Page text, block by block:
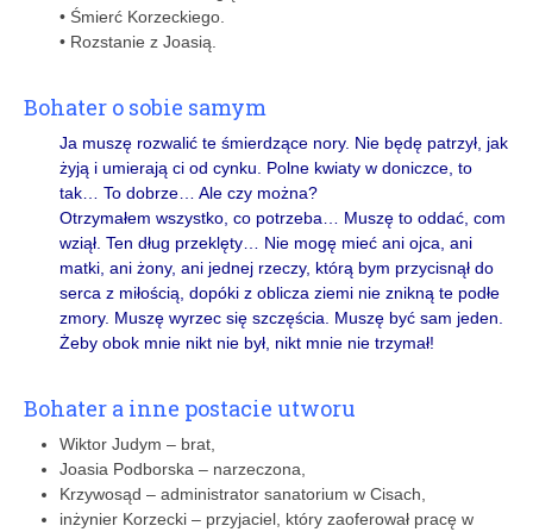
• Śmierć Korzeckiego.
• Rozstanie z Joasią.
Bohater o sobie samym
Ja muszę rozwalić te śmierdzące nory. Nie będę patrzył, jak
żyją i umierają ci od cynku. Polne kwiaty w doniczce, to
tak… To dobrze… Ale czy można?
Otrzymałem wszystko, co potrzeba… Muszę to oddać, com
wziął. Ten dług przeklęty… Nie mogę mieć ani ojca, ani
matki, ani żony, ani jednej rzeczy, którą bym przycisnął do
serca z miłością, dopóki z oblicza ziemi nie znikną te podłe
zmory. Muszę wyrzec się szczęścia. Muszę być sam jeden.
Żeby obok mnie nikt nie był, nikt mnie nie trzymał!
Bohater a inne postacie utworu
Wiktor Judym – brat,
Joasia Podborska – narzeczona,
Krzywosąd – administrator sanatorium w Cisach,
inżynier Korzecki – przyjaciel, który zaoferował pracę w